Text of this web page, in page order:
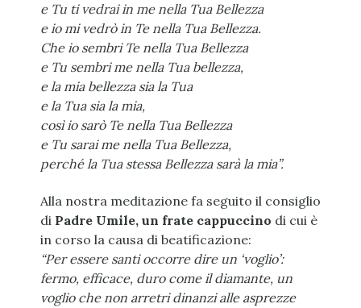
e Tu ti vedrai in me nella Tua Bellezza
e io mi vedrò in Te nella Tua Bellezza.
Che io sembri Te nella Tua Bellezza
e Tu sembri me nella Tua bellezza,
e la mia bellezza sia la Tua
e la Tua sia la mia,
così io sarò Te nella Tua Bellezza
e Tu sarai me nella Tua Bellezza,
perché la Tua stessa Bellezza sarà la mia”.
Alla nostra meditazione fa seguito il consiglio
di Padre Umile, un frate cappuccino di cui è
in corso la causa di beatificazione:
“Per essere santi occorre dire un ‘voglio’:
fermo, efficace, duro come il diamante, un
voglio che non arretri dinanzi alle asprezze